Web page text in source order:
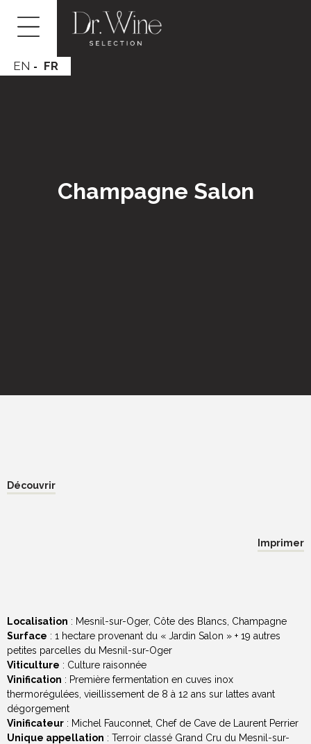
EN FR
Champagne Salon
Découvrir
Imprimer
Localisation : Mesnil-sur-Oger, Côte des Blancs, Champagne
Surface : 1 hectare provenant du « Jardin Salon » + 19 autres
petites parcelles du Mesnil-sur-Oger
Viticulture : Culture raisonnée
Vinification : Première fermentation en cuves inox
thermorégulées, vieillissement de 8 à 12 ans sur lattes avant
dégorgement
Vinificateur : Michel Fauconnet, Chef de Cave de Laurent Perrier
Unique appellation : Terroir classé Grand Cru du Mesnil-sur-